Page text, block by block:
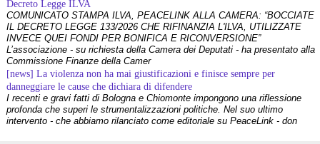
Decreto Legge ILVA
COMUNICATO STAMPA ILVA, PEACELINK ALLA CAMERA: “BOCCIATE
IL DECRETO LEGGE 133/2026 CHE RIFINANZIA L'ILVA, UTILIZZATE
INVECE QUEI FONDI PER BONIFICA E RICONVERSIONE”
L’associazione - su richiesta della Camera dei Deputati - ha presentato alla
Commissione Finanze della Camer
[news] La violenza non ha mai giustificazioni e finisce sempre per
danneggiare le cause che dichiara di difendere
I recenti e gravi fatti di Bologna e Chiomonte impongono una riflessione
profonda che superi le strumentalizzazioni politiche. Nel suo ultimo
intervento - che abbiamo rilanciato come editoriale su PeaceLink - don